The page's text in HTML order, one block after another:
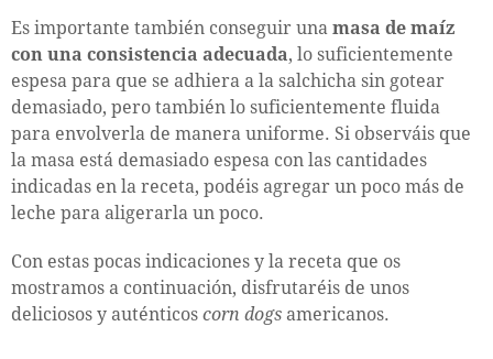
Es importante también conseguir una masa de maíz
con una consistencia adecuada, lo suficientemente
espesa para que se adhiera a la salchicha sin gotear
demasiado, pero también lo suficientemente fluida
para envolverla de manera uniforme. Si observáis que
la masa está demasiado espesa con las cantidades
indicadas en la receta, podéis agregar un poco más de
leche para aligerarla un poco.
Con estas pocas indicaciones y la receta que os
mostramos a continuación, disfrutaréis de unos
deliciosos y auténticos corn dogs americanos.